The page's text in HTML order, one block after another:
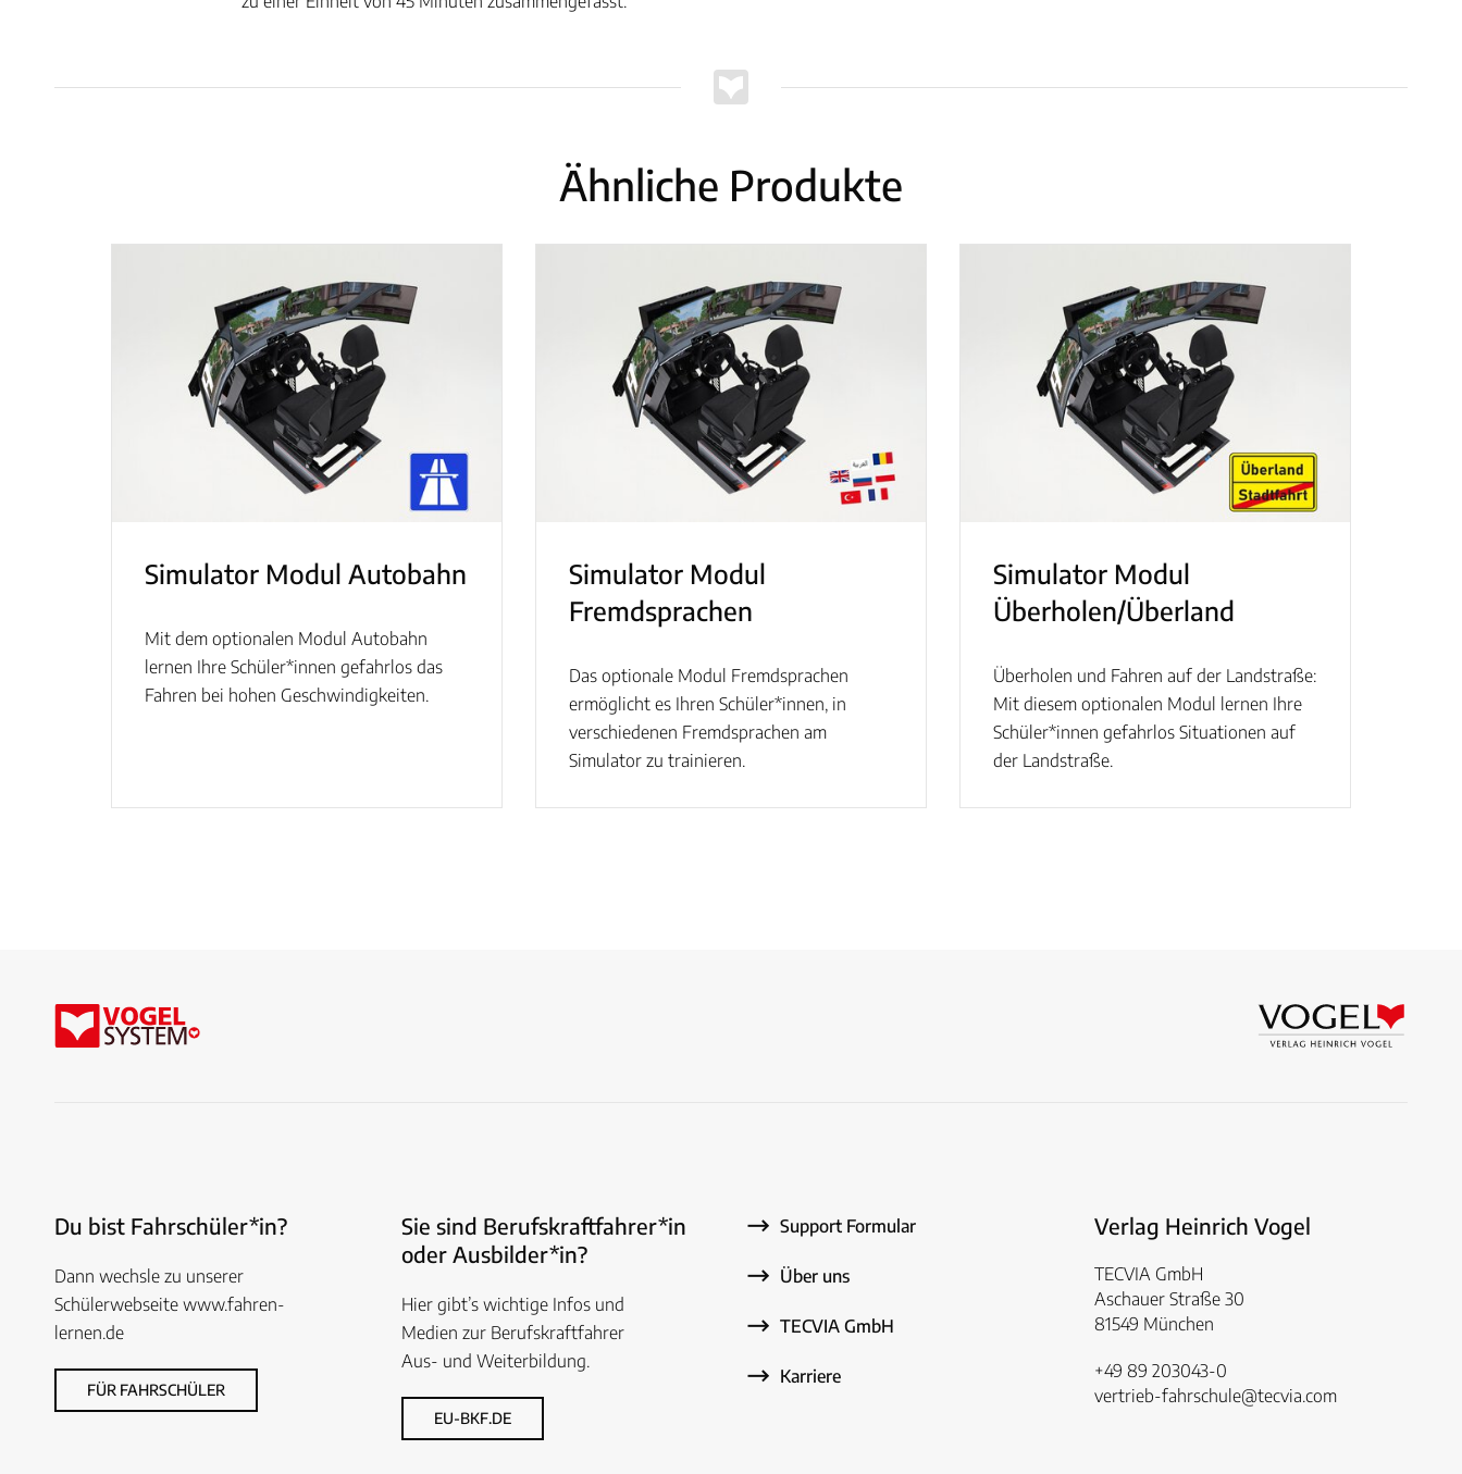
Ähnliche Produkte
Simulator Modul Autobahn
Mit dem optionalen Modul Autobahn
lernen Ihre Schüler*innen gefahrlos das
Fahren bei hohen Geschwindigkeiten.
Simulator Modul
Fremdsprachen
Das optionale Modul Fremdsprachen
ermöglicht es Ihren Schüler*innen, in
verschiedenen Fremdsprachen am
Simulator zu trainieren.
Simulator Modul
Überholen/Überland
Überholen und Fahren auf der Landstraße:
Mit diesem optionalen Modul lernen Ihre
Schüler*innen gefahrlos Situationen auf
der Landstraße.
Du bist Fahrschüler*in?
Dann wechsle zu unserer
Schülerwebseite www.fahren-
lernen.de
FÜR FAHRSCHÜLER
Sie sind Berufskraftfahrer*in
oder Ausbilder*in?
Hier gibt’s wichtige Infos und
Medien zur Berufskraftfahrer
Aus- und Weiterbildung.
EU-BKF.DE
Support Formular
Über uns
TECVIA GmbH
Karriere
Verlag Heinrich Vogel
TECVIA GmbH
Aschauer Straße 30
81549 München
+49 89 203043-0
vertrieb-fahrschule@tecvia.com